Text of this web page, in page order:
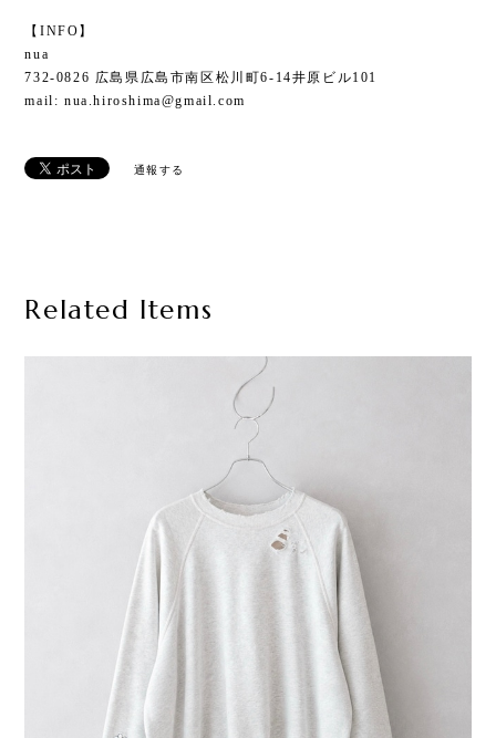
【INFO】
nua
732-0826 広島県広島市南区松川町6-14井原ビル101
mail: nua.hiroshima@gmail.com
通報する
Related Items